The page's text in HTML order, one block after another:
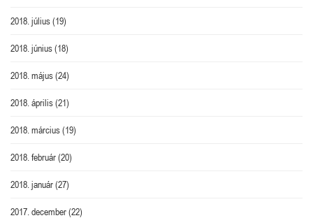
2018. július(19)
2018. június(18)
2018. május(24)
2018. április(21)
2018. március(19)
2018. február(20)
2018. január(27)
2017. december(22)